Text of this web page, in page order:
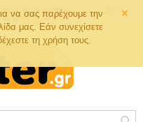
×
να σας παρέχουμε την
μας. Εάν συνεχίσετε
τη χρήση τους.